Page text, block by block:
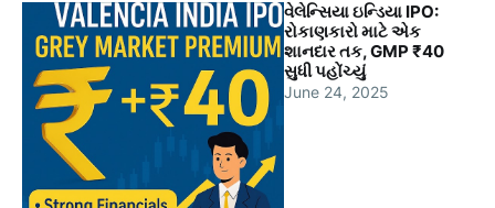
વેલેન્સિયા ઇન્ડિયા IPO:
રોકાણકારો માટે એક
શાનદાર તક, GMP ₹40
સુધી પહોંચ્યું
June 24, 2025